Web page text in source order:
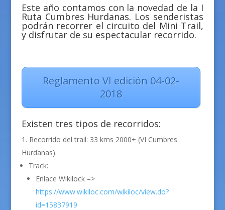
Este año contamos con la novedad de la I
Ruta Cumbres Hurdanas. Los senderistas
podrán recorrer el circuito del Mini Trail,
y disfrutar de su espectacular recorrido.
Reglamento VI edición 04-02-
2018
Existen tres tipos de recorridos:
Recorrido del trail: 33 kms 2000+ (VI Cumbres
Hurdanas).
Track:
Enlace Wikilock –>
https://www.wikiloc.com/wikiloc/view.do?
id=15837919